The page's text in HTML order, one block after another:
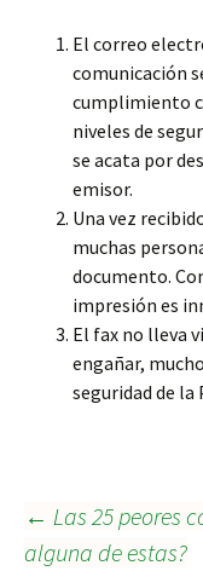
El correo
comunicación
cumplimiento
niveles de
se acata por
emisor.
Una vez
muchas
documento.
impresión es
El fax no lleva
engañar,
seguridad de la
← Las 25 peores
alguna de estas?